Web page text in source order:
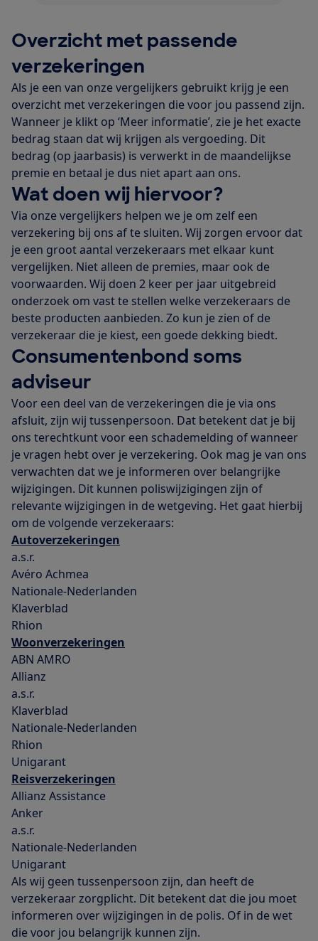
Overzicht met passende
verzekeringen
Als je een van onze vergelijkers gebruikt krijg je een
overzicht met verzekeringen die voor jou passend zijn.
Wanneer je klikt op ‘Meer informatie’, zie je het exacte
bedrag staan dat wij krijgen als vergoeding. Dit
bedrag (op jaarbasis) is verwerkt in de maandelijkse
premie en betaal je dus niet apart aan ons.
Wat doen wij hiervoor?
Via onze vergelijkers helpen we je om zelf een
verzekering bij ons af te sluiten. Wij zorgen ervoor dat
je een groot aantal verzekeraars met elkaar kunt
vergelijken. Niet alleen de premies, maar ook de
voorwaarden. Wij doen 2 keer per jaar uitgebreid
onderzoek om vast te stellen welke verzekeraars de
beste producten aanbieden. Zo kun je zien of de
verzekeraar die je kiest, een goede dekking biedt.
Consumentenbond soms
adviseur
Voor een deel van de verzekeringen die je via ons
afsluit, zijn wij tussenpersoon. Dat betekent dat je bij
ons terechtkunt voor een schademelding of wanneer
je vragen hebt over je verzekering. Ook mag je van ons
verwachten dat we je informeren over belangrijke
wijzigingen. Dit kunnen poliswijzigingen zijn of
relevante wijzigingen in de wetgeving. Het gaat hierbij
om de volgende verzekeraars:
Autoverzekeringen
a.s.r.
Avéro Achmea
Nationale-Nederlanden
Klaverblad
Rhion
Woonverzekeringen
ABN AMRO
Allianz
a.s.r.
Klaverblad
Nationale-Nederlanden
Rhion
Unigarant
Reisverzekeringen
Allianz Assistance
Anker
a.s.r.
Nationale-Nederlanden
Unigarant
Als wij geen tussenpersoon zijn, dan heeft de
verzekeraar zorgplicht. Dit betekent dat die jou moet
informeren over wijzigingen in de polis. Of in de wet
die voor jou belangrijk kunnen zijn.